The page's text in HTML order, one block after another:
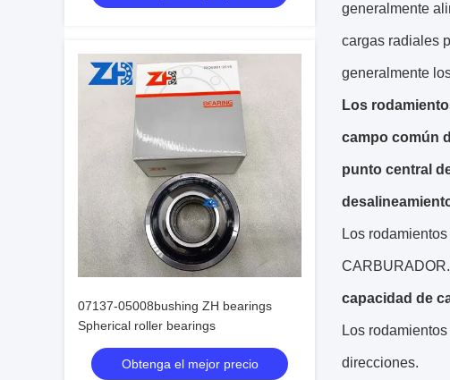
07137-05008bushing ZH bearings
Spherical roller bearings
Obtenga el mejor precio
generalmente
cargas radiales
generalmente
Los
campo común
punto central
Los
CARBURADOR.
capacidad de
Los
direcciones.